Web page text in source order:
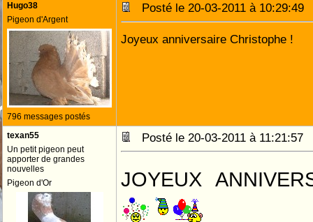
Hugo38
Pigeon d'Argent
796 messages postés
Posté le 20-03-2011 à
Joyeux anniversaire Christophe !
texan55
Un petit pigeon peut
apporter de grandes
nouvelles
Pigeon d'Or
Posté le 20-03-2011 à 11:21:57
JOYEUX